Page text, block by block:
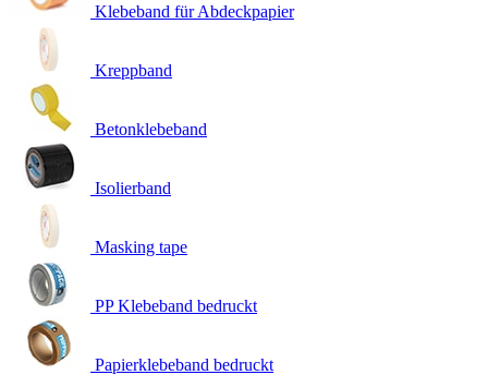
Klebeband für Abdeckpapier
Kreppband
Betonklebeband
Isolierband
Masking tape
PP Klebeband bedruckt
Papierklebeband bedruckt